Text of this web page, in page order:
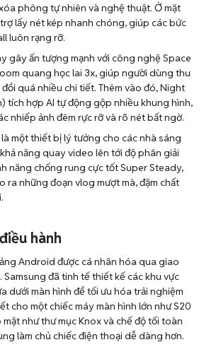
phông tự nhiên và nghệ thuật. Ở mặt
lấy nét kép nhanh chóng, giúp các bức
luôn rạng rỡ.
gây ấn tượng mạnh với công nghệ Space
quang học lai 3x, giúp người dùng thu
quá nhiều chi tiết. Thêm vào đó, Night
tích hợp AI tự động gộp nhiều khung hình,
nhiếp ảnh đêm rực rỡ và rõ nét bất ngờ.
một thiết bị lý tưởng cho các nhà sáng
năng quay video lên tới độ phân giải
năng chống rung cực tốt Super Steady,
ra những đoạn vlog mượt mà, đậm chất
hành
Android được cá nhân hóa qua giao
Samsung đã tinh tế thiết kế các khu vực
dưới màn hình để tối ưu hóa trải nghiệm
cho một chiếc máy màn hình lớn như S20
như thư mục Knox và chế độ tối toàn
làm chủ chiếc điện thoại dễ dàng hơn.